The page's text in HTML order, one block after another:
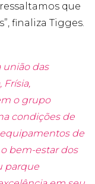
que
finaliza Tigges.
união das
o grupo
condições de
de
bem-estar dos
parque